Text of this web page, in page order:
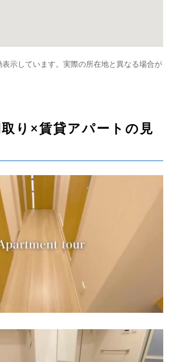
示しています。実際の所在地と異なる場合が
り×賃貸アパートの見